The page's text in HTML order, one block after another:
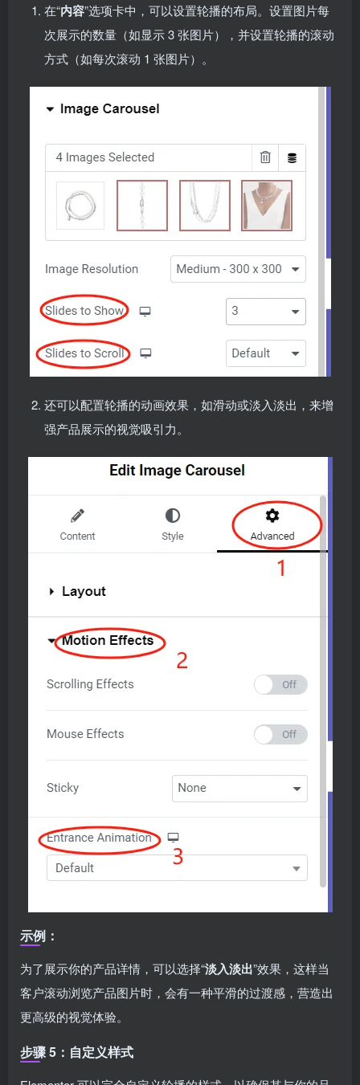
在“内容”选项卡中，可以设置轮播的布局。设置图片每
次展示的数量（如显示 3 张图片），并设置轮播的滚动
方式（如每次滚动 1 张图片）。
还可以配置轮播的动画效果，如滑动或淡入淡出，来增
强产品展示的视觉吸引力。
示例：
为了展示你的产品详情，可以选择“淡入淡出”效果，这样当
客户滚动浏览产品图片时，会有一种平滑的过渡感，营造出
更高级的视觉体验。
步骤 5：自定义样式